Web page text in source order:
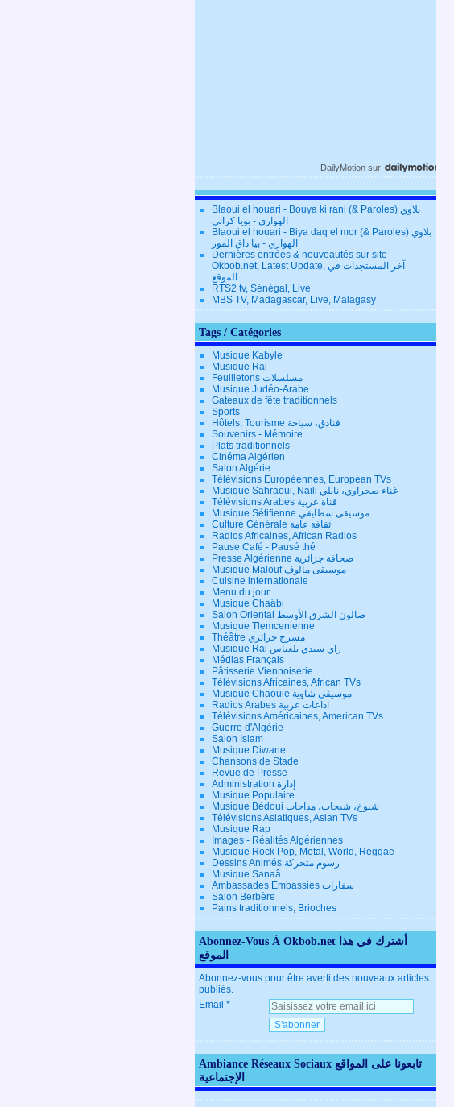
DailyMotion sur
Blaoui el houari - Bouya ki rani (& Paroles) بلاوي
الهواري - بويا كراني
Blaoui el houari - Biya daq el mor (& Paroles) بلاوي
الهواري - بيا داق المور
Dernières entrées & nouveautés sur site
Okbob.net, Latest Update, آخر المستجدات في
الموقع
RTS2 tv, Sénégal, Live
MBS TV, Madagascar, Live, Malagasy
Tags / Catégories
Musique Kabyle
Musique Rai
Feuilletons مسلسلات
Musique Judéo-Arabe
Gateaux de fête traditionnels
Sports
Hôtels, Tourisme فنادق، سياحة
Souvenirs - Mémoire
Plats traditionnels
Cinéma Algérien
Salon Algérie
Télévisions Européennes, European TVs
Musique Sahraoui, Naili غناء صحراوي، نايلي
Télévisions Arabes قناة عربية
Musique Sétifienne موسيقى سطايفي
Culture Générale ثقافة عامة
Radios Africaines, African Radios
Pause Café - Pausé thé
Presse Algérienne صحافة جزائرية
Musique Malouf موسيقى مالوف
Cuisine internationale
Menu du jour
Musique Chaâbi
Salon Oriental صالون الشرق الأوسط
Musique Tlemcenienne
Théâtre مسرح جزائري
Musique Rai راي سيدي بلعباس
Médias Français
Pâtisserie Viennoiserie
Télévisions Africaines, African TVs
Musique Chaouie موسيقى شاوية
Radios Arabes اذاعات عربية
Télévisions Américaines, American TVs
Guerre d'Algérie
Salon Islam
Musique Diwane
Chansons de Stade
Revue de Presse
Administration إدارة
Musique Populaire
Musique Bédoui شيوخ، شيخات، مداحات
Télévisions Asiatiques, Asian TVs
Musique Rap
Images - Réalités Algériennes
Musique Rock Pop, Metal, World, Reggae
Dessins Animés رسوم متحركة
Musique Sanaâ
Ambassades Embassies سفارات
Salon Berbère
Pains traditionnels, Brioches
Abonnez-Vous À Okbob.net أشترك في هذا
الموقع
Abonnez-vous pour être averti des nouveaux articles
publiés.
Email
Ambiance Réseaux Sociaux تابعونا على المواقع
الإجتماعية